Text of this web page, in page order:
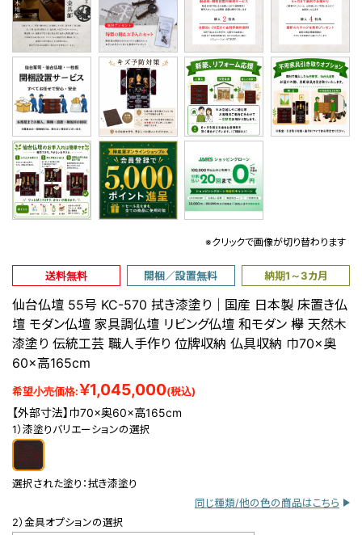
※クリックで画像が切り替わります
送料無料 開梱／設置無料 納期1～3カ月
仙台仏壇 55号 KC-570 拭き漆塗り｜国産 日本製 床置き仏
壇 モダン仏壇 家具調仏壇 リビング仏壇 和モダン 欅 天然木
漆塗り 伝統工芸 職人手作り 位牌収納 仏具収納 巾70×奥
60×高165cm
希望小売価格:￥1,045,000(税込)
【外部寸法】巾70×奥60×高165cm
1）漆塗りバリエーションの選択
選択された塗り： 拭き漆塗り
同じ種類/他の色の商品はこちら
2）金具オプションの選択